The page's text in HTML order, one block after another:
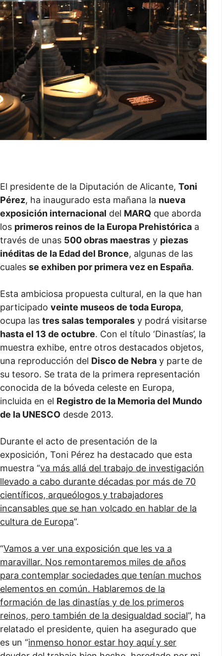
El presidente de la Diputación de Alicante, Toni
Pérez, ha inaugurado esta mañana la nueva
exposición internacional del MARQ que aborda
los primeros reinos de la Europa Prehistórica a
través de unas 500 obras maestras y piezas
inéditas de la Edad del Bronce, algunas de las
cuales se exhiben por primera vez en España.
Esta ambiciosa propuesta cultural, en la que han
participado veinte museos de toda Europa,
ocupa las tres salas temporales y podrá visitarse
hasta el 13 de octubre. Con el título ‘Dinastías’, la
muestra exhibe, entre otros destacados objetos,
una reproducción del Disco de Nebra y parte de
su tesoro. Se trata de la primera representación
conocida de la bóveda celeste en Europa,
incluida en el Registro de la Memoria del Mundo
de la UNESCO desde 2013.
Durante el acto de presentación de la
exposición, Toni Pérez ha destacado que esta
muestra “va más allá del trabajo de investigación
llevado a cabo durante décadas por más de 70
científicos, arqueólogos y trabajadores
incansables que se han volcado en hablar de la
cultura de Europa”.
“Vamos a ver una exposición que les va a
maravillar. Nos remontaremos miles de años
para contemplar sociedades que tenían muchos
elementos en común. Hablaremos de la
formación de las dinastías y de los primeros
reinos, pero también de la desigualdad social”, ha
relatado el presidente, quien ha asegurado que
es un “inmenso honor estar hoy aquí y ser